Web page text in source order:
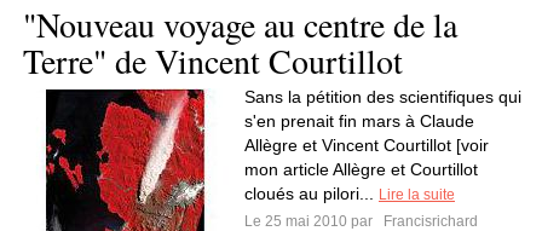
"Nouveau voyage au centre de la
Terre" de Vincent Courtillot
Sans la pétition des scientifiques qui
s'en prenait fin mars à Claude
Allègre et Vincent Courtillot [voir
mon article Allègre et Courtillot
cloués au pilori...
Lire la suite
Le 25 mai 2010 par
Francisrichard